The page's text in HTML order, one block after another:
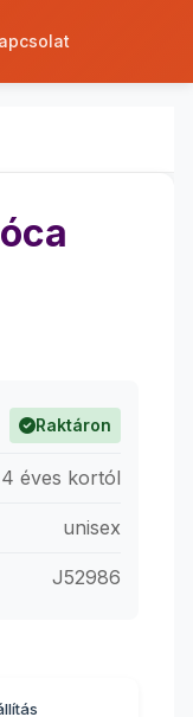
Raktáron
4 éves kortól
unisex
J52986